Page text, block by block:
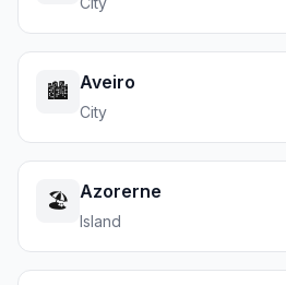
🏙️ Aveiro
City
🏖️ Azorerne
Island